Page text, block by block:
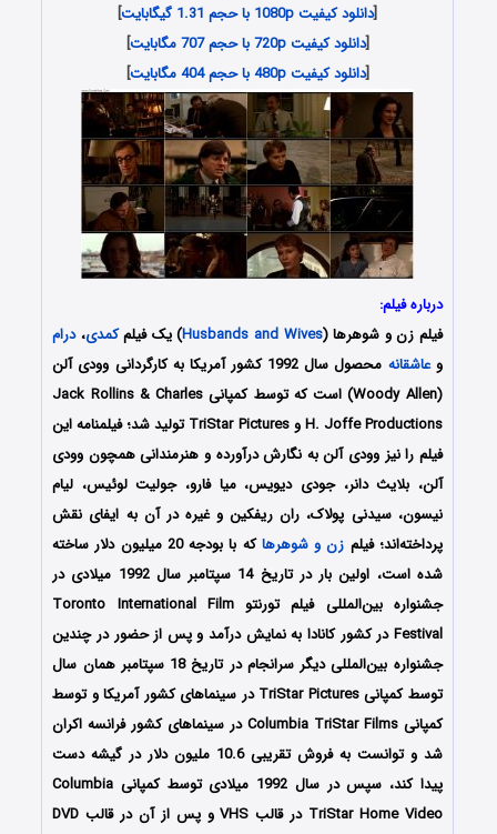
[دانلود کیفیت 1080p با حجم 1.31 گیگابایت
]
[دانلود کیفیت 720p با حجم 707 مگابایت
]
[دانلود کیفیت 480p با حجم 404 مگابایت ]
درباره فیلم:
فیلم زن و شوهرها (Husbands and Wives) یک فیلمکمدی،درام
وعاشقانه
محصول سال 1992 کشور آمریکا به کارگردانی وودی آلن
(Woody Allen) است که توسط کمپانی‌ Jack Rollins & Charles
H. Joffe Productions و TriStar Pictures تولید شد؛ فیلمنامه این
فیلم را نیز وودی آلن به نگارش درآورده و هنرمندانی همچون وودی
آلن، بلایث دانر، جودی دیویس، میا فارو، جولیت لوئیس، لیام
نیسون، سیدنی پولاک، ران ریفکین و غیره در آن به ایفای نقش
پرداخته‌اند؛ فیلم زن و شوهرها
که با بودجه 20 میلیون دلار ساخته
شده است، اولین بار در تاریخ 14 سپتامبر سال 1992 میلادی در
جشنواره بین‌المللی فیلم تورنتو Toronto International Film
Festival در کشور کانادا به نمایش درآمد و پس از حضور در چندین
جشنواره بین‌المللی دیگر سرانجام در تاریخ 18 سپتامبر همان سال
توسط کمپانی‌‌‌ TriStar Pictures در سینماهای کشور آمریکا و توسط
کمپانی Columbia TriStar Films در سینماهای کشور فرانسه اکران
شد و توانست به فروش تقریبی 10.6 ملیون دلار در گیشه دست
پیدا کند، سپس در سال 1992 میلادی توسط کمپانی Columbia
TriStar Home Video در قالب VHS و پس از آن در قالب DVD